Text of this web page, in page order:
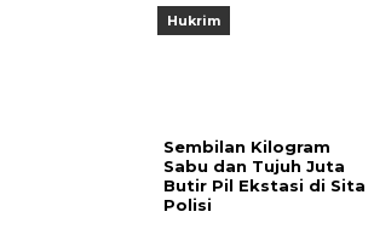
Hukrim
Sembilan Kilogram
Sabu dan Tujuh Juta
Butir Pil Ekstasi di Sita
Polisi